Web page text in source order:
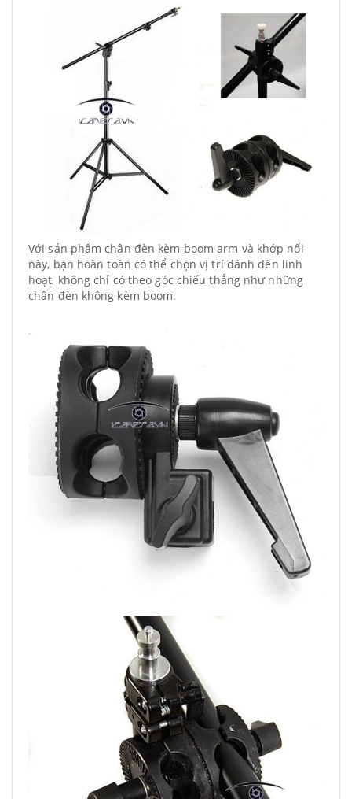
Với sản phẩm chân đèn kèm boom arm và khớp nối
này, bạn hoàn toàn có thể chọn vị trí đánh đèn linh
hoạt, không chỉ có theo góc chiếu thẳng như những
chân đèn không kèm boom.